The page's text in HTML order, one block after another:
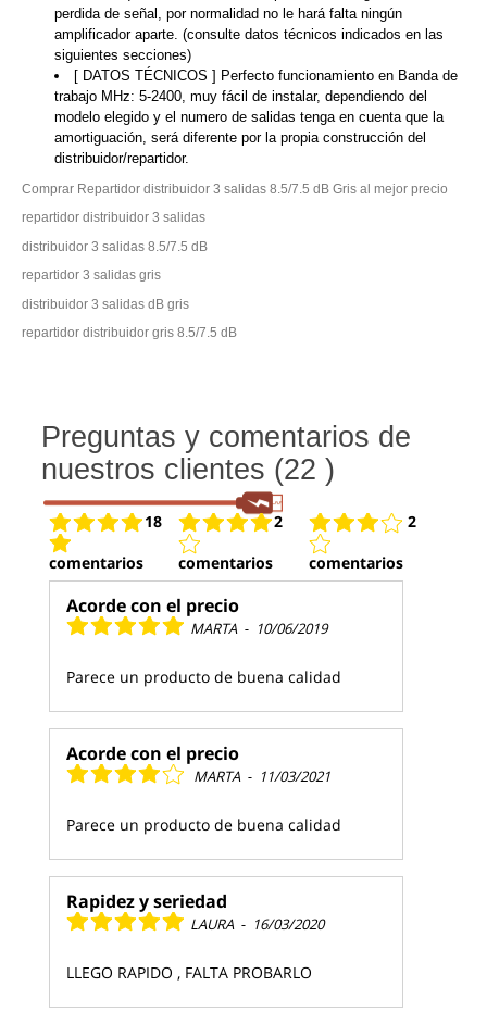
perdida de señal, por normalidad no le hará falta ningún
amplificador aparte. (consulte datos técnicos indicados en las
siguientes secciones)
[ DATOS TÉCNICOS ] Perfecto funcionamiento en Banda de
trabajo MHz: 5-2400, muy fácil de instalar, dependiendo del
modelo elegido y el numero de salidas tenga en cuenta que la
amortiguación, será diferente por la propia construcción del
distribuidor/repartidor.
Comprar Repartidor distribuidor 3 salidas 8.5/7.5 dB Gris al mejor precio
repartidor distribuidor 3 salidas
distribuidor 3 salidas 8.5/7.5 dB
repartidor 3 salidas gris
distribuidor 3 salidas dB gris
repartidor distribuidor gris 8.5/7.5 dB
Preguntas y comentarios de
nuestros clientes (22 )
18
comentarios
2
comentarios
2
comentarios
Acorde con el precio
MARTA - 10/06/2019
Parece un producto de buena calidad
Acorde con el precio
MARTA - 11/03/2021
Parece un producto de buena calidad
Rapidez y seriedad
LAURA - 16/03/2020
LLEGO RAPIDO , FALTA PROBARLO